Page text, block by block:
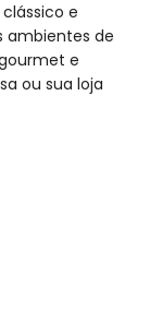
e
ambientes de
e
ou sua loja